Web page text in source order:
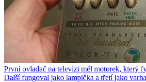
První ovladač na televizi měl motorek, který
Další fungoval jako lampička a třetí jako